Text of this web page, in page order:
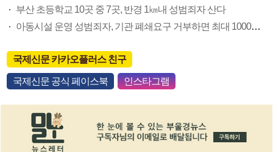
부산 초등학교 10곳 중 7곳, 반경 1㎞내 성범죄자 산다
아동시설 운영 성범죄자, 기관 폐쇄요구 거부하면 최대 1000만 원 과태료
국제신문 카카오플러스 친구
국제신문 공식 페이스북 인스타그램